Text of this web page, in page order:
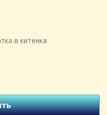
в китенка